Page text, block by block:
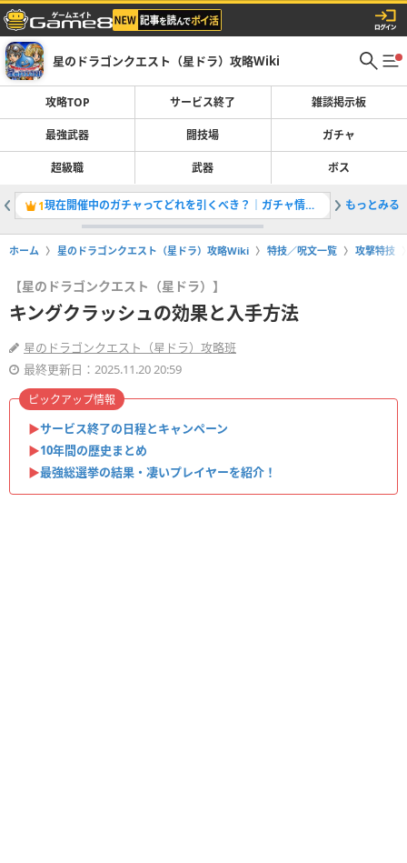
星のドラゴンクエスト（星ドラ）攻略Wiki
攻略TOP サービス終了 雑談掲示板
最強武器 闘技場 ガチャ
超級職 武器 ボス
1 現在開催中のガチャってどれを引くべき？｜ガチャ情報一覧 2「ザバ
もっとみる
ホーム 星のドラゴンクエスト（星ドラ）攻略Wiki 特技／呪文一覧 攻撃特技
【星のドラゴンクエスト（星ドラ）】
キングクラッシュの効果と入手方法
星のドラゴンクエスト（星ドラ）攻略班
最終更新日：2025.11.20 20:59
▶︎サービス終了の日程とキャンペーン
▶︎10年間の歴史まとめ
▶︎最強総選挙の結果・凄いプレイヤーを紹介！
ピックアップ情報